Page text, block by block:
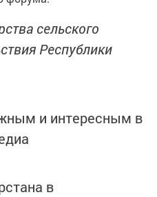
сельского
Республики
и интересным в
в